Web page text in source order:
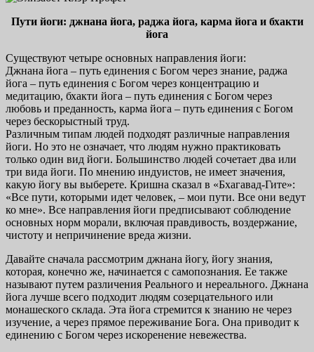
Пути йоги: джнана йога, раджа йога, карма йога и бхакти
йога
Существуют четыре основных направления йоги:
Джнана йога – путь единения с Богом через знание, раджа
йога – путь единения с Богом через концентрацию и
медитацию, бхакти йога – путь единения с Богом через
любовь и преданность, карма йога – путь единения с Богом
через бескорыстный труд.
Различным типам людей подходят различные направления
йоги. Но это не означает, что людям нужно практиковать
только один вид йоги. Большинство людей сочетает два или
три вида йоги. По мнению индуистов, не имеет значения,
какую йогу вы выберете. Кришна сказал в «Бхагавад-Гите»:
«Все пути, которыми идет человек, – мои пути. Все они ведут
ко мне». Все направления йоги предписывают соблюдение
основных норм морали, включая правдивость, воздержание,
чистоту и непричинение вреда жизни.
Давайте сначала рассмотрим джнана йогу, йогу знания,
которая, конечно же, начинается с самопознания. Ее также
называют путем различения Реального и нереального. Джнана
йога лучше всего подходит людям созерцательного или
монашеского склада. Эта йога стремится к знанию не через
изучение, а через прямое переживание Бога. Она приводит к
единению с Богом через искоренение невежества.